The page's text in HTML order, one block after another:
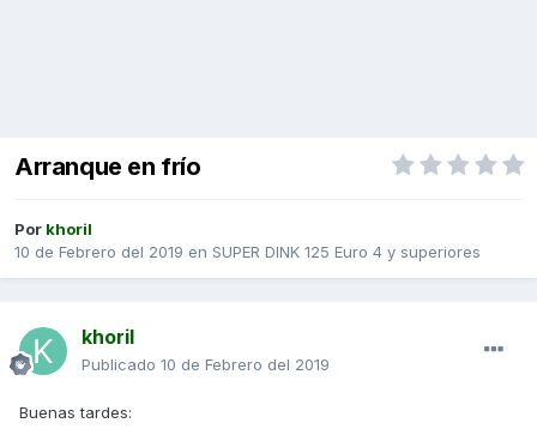
Arranque en frío
Por khoril
10 de Febrero del 2019 en SUPER DINK 125 Euro 4 y superiores
khoril
Publicado 10 de Febrero del 2019
Buenas tardes: